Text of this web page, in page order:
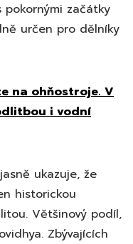
začátky
určen pro dělníky
na ohňostroje. V
i vodní
ukazuje, že
historickou
Většinový podíl,
Zbývajících